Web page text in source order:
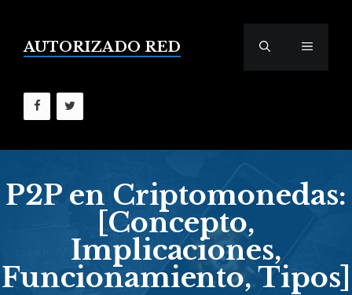
contenido
AUTORIZADO RED MENÚ
P2P en Criptomonedas:
[Concepto,
Implicaciones,
Funcionamiento, Tipos]